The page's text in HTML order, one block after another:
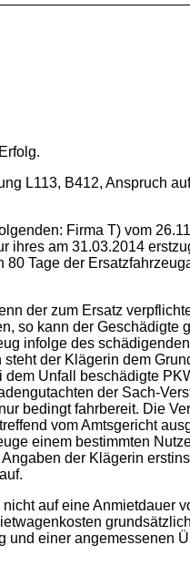
L113, B412, Anspruch
Firma T) vom
ihres am 31.03.2014
Tage der
der zum Ersatz
so kann der Geschädigte
infolge des
der Klägerin dem
Unfall beschädigte
der Sach-
bedingt fahrbereit. Die
vom Amtsgericht
einem bestimmten
der Klägerin
auf eine Anmietdauer
und einer angemessenen